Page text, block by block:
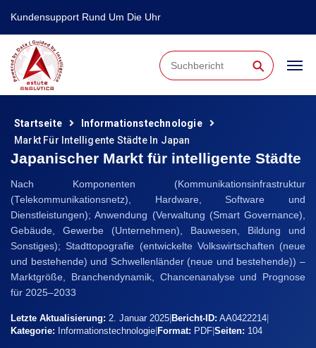
Kundensupport Rund Um Die Uhr
⚲
Startseite
Informationstechnologie
Markt Für Intelligente Städte In Japan
Japanischer Markt für intelligente Städte
Nach Komponenten (Kommunikationsinfrastruktur
(Telekommunikationsnetz), Hardware, Software und
Dienstleistungen); Anwendung (Verwaltung (Smart Governance),
Gebäude, Gewerbe (Unternehmen), Bauwesen, Bildung und
Sonstiges); Stadttopografie (entwickelte Volkswirtschaften (neue
und bestehende) und Schwellenländer (neue und bestehende)) –
Marktgröße, Branchendynamik, Chancenanalyse und Prognose
für 2025–2033
Letzte Aktualisierung: 2. Januar 2025 Bericht-ID: AA0422214
Kategorie: Informationstechnologie Format: PDF Seiten: 104